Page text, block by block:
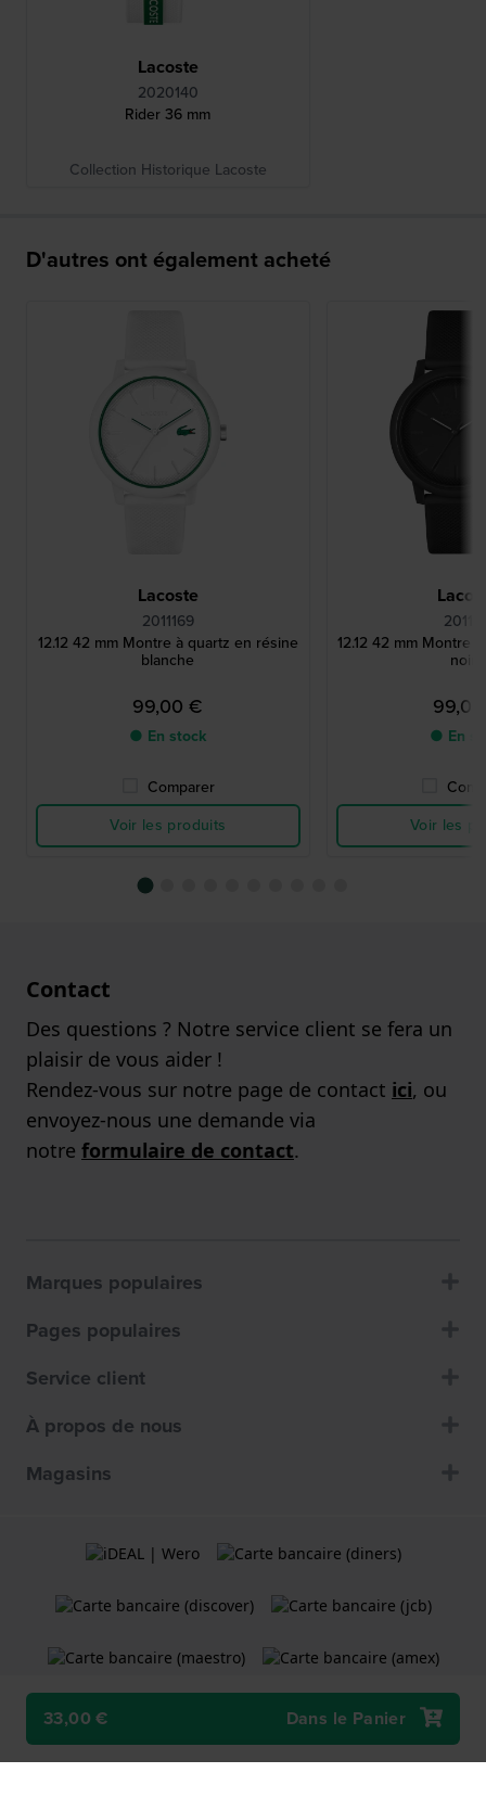
33,00 € Dans le Panier
Lacoste
2020140
Rider 36 mm
Collection Historique Lacoste
D'autres ont également acheté
Lacoste
2011169
12.12 42 mm Montre à quartz en résine
blanche
99,00 €
● En stock
Comparer
Voir les produits
12.12 42 mm Montre
noire
● En
Voir les
Contact
Des questions ? Notre service client se fera un
plaisir de vous aider !
Rendez-vous sur notre page de contact ici, ou
envoyez-nous une demande via
notre formulaire de contact.
Marques populaires
Pages populaires
Service client
À propos de nous
Magasins